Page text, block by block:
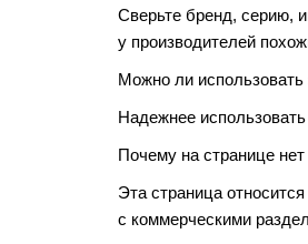
Сверьте бренд, серию,
у производителей
Можно ли использовать
Надежнее
Почему на странице
Эта страница
с коммерческими